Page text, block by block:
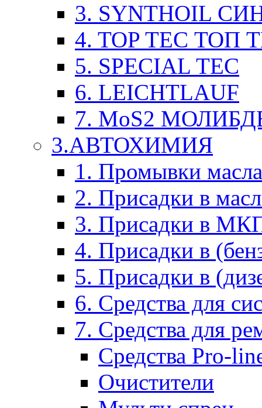
3. SYNTHOIL
4. TOP TEC ТОП
5. SPECIAL TEC
6. LEICHTLAUF
7. MoS2
3.АВТОХИМИЯ
1. Промывки масла
2. Присадки в
3. Присадки в
4. Присадки в
5. Присадки в
6. Средства для
7. Средства для
Средства Pro-
Очистители